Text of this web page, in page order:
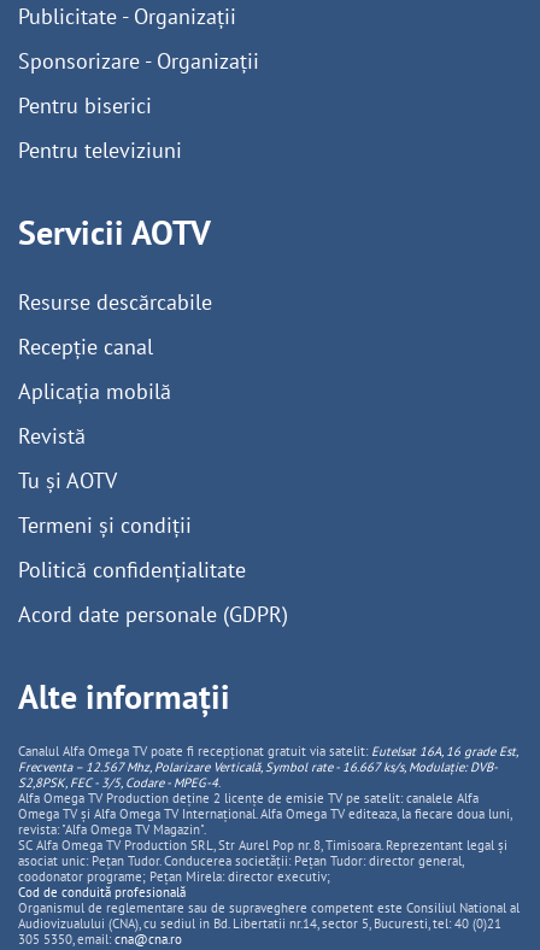
Publicitate - Organizații
Sponsorizare - Organizații
Pentru biserici
Pentru televiziuni
Servicii AOTV
Resurse descărcabile
Recepție canal
Aplicația mobilă
Revistă
Tu și AOTV
Termeni și condiții
Politică confidențialitate
Acord date personale (GDPR)
Alte informații
Canalul Alfa Omega TV poate fi recepționat gratuit via satelit: Eutelsat 16A, 16 grade Est,
Frecventa – 12.567 Mhz, PolarizareVerticală, Symbol rate - 16.667 ks/s, Modulație: DVB-
S2,8PSK, FEC - 3/5, Codare - MPEG-4.
Alfa Omega TV Production deține 2 licențe de emisie TV pe satelit: canalele Alfa
Omega TV și Alfa Omega TV Internațional. Alfa Omega TV editeaza, la fiecare doua luni,
revista: "Alfa Omega TV Magazin".
SC Alfa Omega TV Production SRL, Str Aurel Pop nr. 8, Timisoara. Reprezentant legal și
asociat unic: Pețan Tudor. Conducerea societății: Pețan Tudor: director general,
coodonator programe; Pețan Mirela: director executiv;
Cod de conduită profesională
Organismul de reglementare sau de supraveghere competent este Consiliul National al
Audiovizualului (CNA), cu sediul in Bd. Libertatii nr.14, sector 5, Bucuresti, tel: 40 (0)21
305 5350, email: cna@cna.ro